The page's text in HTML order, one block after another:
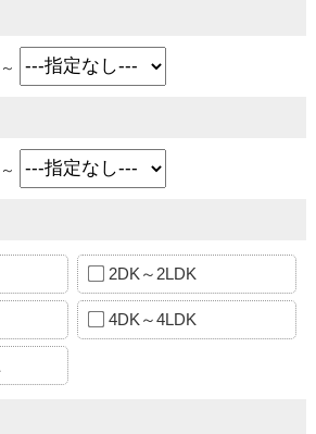
～
～
2DK～2LDK
4DK～4LDK